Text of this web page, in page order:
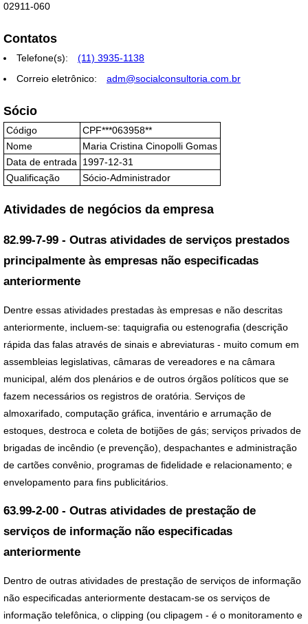
02911-060
Contatos
Telefone(s):
(11) 3935-1138
Correio eletrônico:
adm@socialconsultoria.com.br
Sócio
Código
CPF***063958**
Nome
Maria Cristina Cinopolli Gomas
Data de entrada
1997-12-31
Qualificação
Sócio-Administrador
Atividades de negócios da empresa
82.99-7-99 - Outras atividades de serviços prestados
principalmente às empresas não especificadas
anteriormente
Dentre essas atividades prestadas às empresas e não descritas
anteriormente, incluem-se: taquigrafia ou estenografia (descrição
rápida das falas através de sinais e abreviaturas - muito comum em
assembleias legislativas, câmaras de vereadores e na câmara
municipal, além dos plenários e de outros órgãos políticos que se
fazem necessários os registros de oratória. Serviços de
almoxarifado, computação gráfica, inventário e arrumação de
estoques, destroca e coleta de botijões de gás; serviços privados de
brigadas de incêndio (e prevenção), despachantes e administração
de cartões convênio, programas de fidelidade e relacionamento; e
envelopamento para fins publicitários.
63.99-2-00 - Outras atividades de prestação de
serviços de informação não especificadas
anteriormente
Dentro de outras atividades de prestação de serviços de informação
não especificadas anteriormente destacam-se os serviços de
informação telefônica, o clipping (ou clipagem - é o monitoramento e